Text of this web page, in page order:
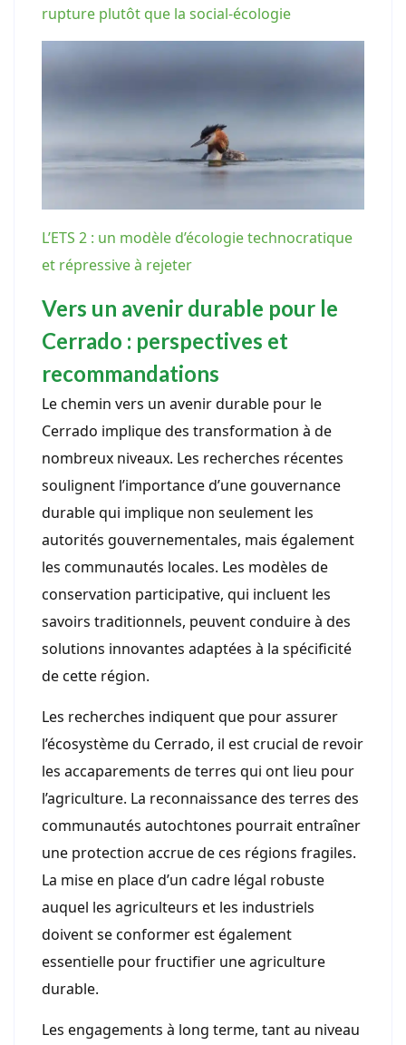
rupture plutôt que la social-écologie
L’ETS 2 : un modèle d’écologie technocratique
et répressive à rejeter
Vers un avenir durable pour le
Cerrado : perspectives et
recommandations
Le chemin vers un avenir durable pour le
Cerrado implique des transformation à de
nombreux niveaux. Les recherches récentes
soulignent l’importance d’une gouvernance
durable qui implique non seulement les
autorités gouvernementales, mais également
les communautés locales. Les modèles de
conservation participative, qui incluent les
savoirs traditionnels, peuvent conduire à des
solutions innovantes adaptées à la spécificité
de cette région.
Les recherches indiquent que pour assurer
l’écosystème du Cerrado, il est crucial de revoir
les accaparements de terres qui ont lieu pour
l’agriculture. La reconnaissance des terres des
communautés autochtones pourrait entraîner
une protection accrue de ces régions fragiles.
La mise en place d’un cadre légal robuste
auquel les agriculteurs et les industriels
doivent se conformer est également
essentielle pour fructifier une agriculture
durable.
Les engagements à long terme, tant au niveau